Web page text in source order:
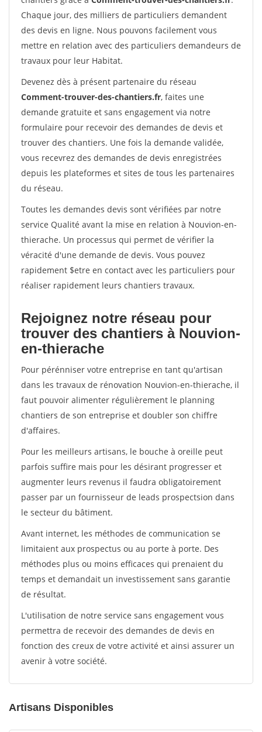
Chaque jour, des milliers de particuliers demandent
des devis en ligne. Nous pouvons facilement vous
mettre en relation avec des particuliers demandeurs de
travaux pour leur Habitat.
Devenez dès à présent partenaire du réseau
Comment-trouver-des-chantiers.fr, faites une
demande gratuite et sans engagement via notre
formulaire pour recevoir des demandes de devis et
trouver des chantiers. Une fois la demande validée,
vous recevrez des demandes de devis enregistrées
depuis les plateformes et sites de tous les partenaires
du réseau.
Toutes les demandes devis sont vérifiées par notre
service Qualité avant la mise en relation à Nouvion-en-
thierache. Un processus qui permet de vérifier la
véracité d'une demande de devis. Vous pouvez
rapidement $etre en contact avec les particuliers pour
réaliser rapidement leurs chantiers travaux.
Rejoignez notre réseau pour
trouver des chantiers à Nouvion-
en-thierache
Pour pérénniser votre entreprise en tant qu'artisan
dans les travaux de rénovation Nouvion-en-thierache, il
faut pouvoir alimenter régulièrement le planning
chantiers de son entreprise et doubler son chiffre
d'affaires.
Pour les meilleurs artisans, le bouche à oreille peut
parfois suffire mais pour les désirant progresser et
augmenter leurs revenus il faudra obligatoirement
passer par un fournisseur de leads prospectsion dans
le secteur du bâtiment.
Avant internet, les méthodes de communication se
limitaient aux prospectus ou au porte à porte. Des
méthodes plus ou moins efficaces qui prenaient du
temps et demandait un investissement sans garantie
de résultat.
L'utilisation de notre service sans engagement vous
permettra de recevoir des demandes de devis en
fonction des creux de votre activité et ainsi assurer un
avenir à votre société.
Artisans Disponibles